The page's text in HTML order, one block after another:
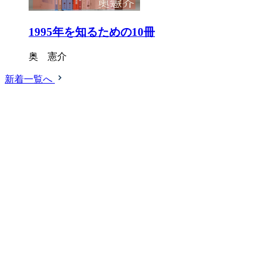
1995年を知るための10冊
奥 憲介
新着一覧へ